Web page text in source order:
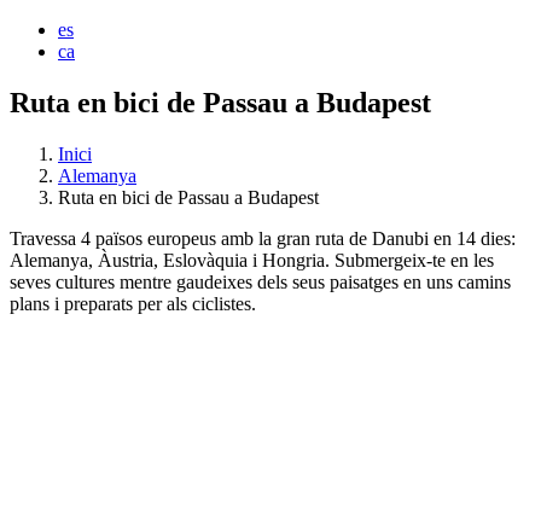
es
ca
Ruta en bici de Passau a Budapest
Inici
Alemanya
Ruta en bici de Passau a Budapest
Travessa 4 països europeus amb la gran ruta de Danubi en 14 dies:
Alemanya, Àustria, Eslovàquia i Hongria. Submergeix-te en les
seves cultures mentre gaudeixes dels seus paisatges en uns camins
plans i preparats per als ciclistes.